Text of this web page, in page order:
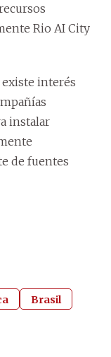
Rio AI City
existe interés
instalar
de fuentes
Brasil